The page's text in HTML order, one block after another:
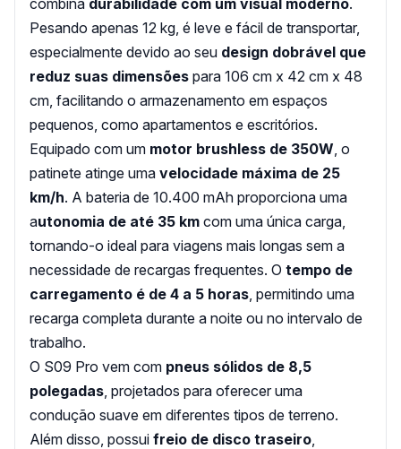
Pesando apenas 12 kg, é leve e fácil de transportar,
especialmente devido ao seu design dobrável que
reduz suas dimensões para 106 cm x 42 cm x 48
cm, facilitando o armazenamento em espaços
pequenos, como apartamentos e escritórios.
Equipado com um motor brushless de 350W , o
patinete atinge uma velocidade máxima de 25
km/h. A bateria de 10.400 mAh proporciona uma
autonomia de até 35 km com uma única carga,
tornando-o ideal para viagens mais longas sem a
necessidade de recargas frequentes. O tempo de
carregamento é de 4 a 5 horas , permitindo uma
recarga completa durante a noite ou no intervalo de
trabalho.
O S09 Pro vem com pneus sólidos de 8,5
polegadas , projetados para oferecer uma
condução suave em diferentes tipos de terreno.
Além disso, possui freio de disco traseiro